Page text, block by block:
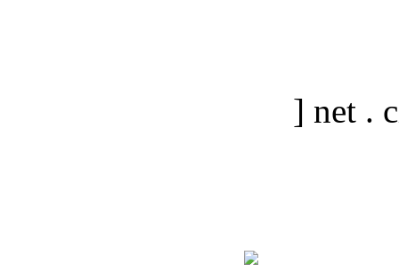
] net .